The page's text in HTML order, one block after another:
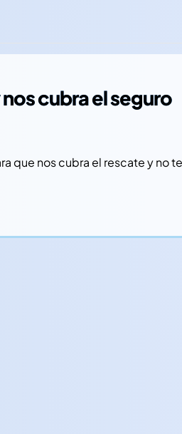
cubra el seguro
que nos cubra el rescate y no